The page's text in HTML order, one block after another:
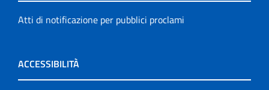
Atti di notificazione per pubblici proclami
ACCESSIBILITÀ